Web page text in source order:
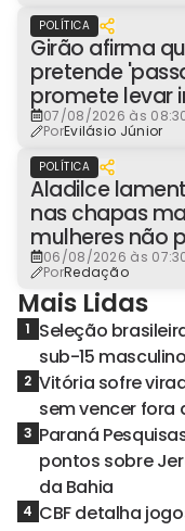
POLÍTICA
Girão afirma
pretende
promete levar
Master à
07/08/2026 às
PorEvilásio Júnior
POLÍTICA
Aladilce
nas chapas
mulheres não
espaços de
06/08/2026 às
PorRedação
Mais Lidas
1 Seleção
sub-15
2 Vitória sofre
sem vencer fora
3 Paraná
pontos sobre
da Bahia
4 CBF detalha